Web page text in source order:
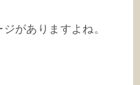
がありますよね。